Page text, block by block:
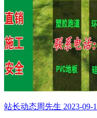
站长动态周先生 2023-09-